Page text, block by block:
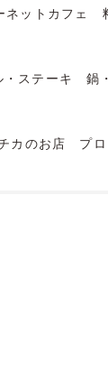
ットカフェ
・ステーキ
鍋
カのお店
プ